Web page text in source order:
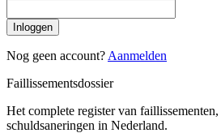
Inloggen
Nog geen account? Aanmelden
Faillissementsdossier
Het complete register van faillissementen,
schuldsaneringen in Nederland.